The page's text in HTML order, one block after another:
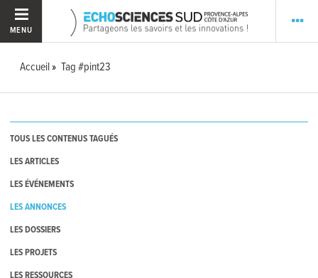
MENU
Accueil Tag #pint23
TOUS LES CONTENUS TAGUÉS
LES ARTICLES
LES ÉVÉNEMENTS
LES ANNONCES
LES DOSSIERS
LES PROJETS
LES RESSOURCES